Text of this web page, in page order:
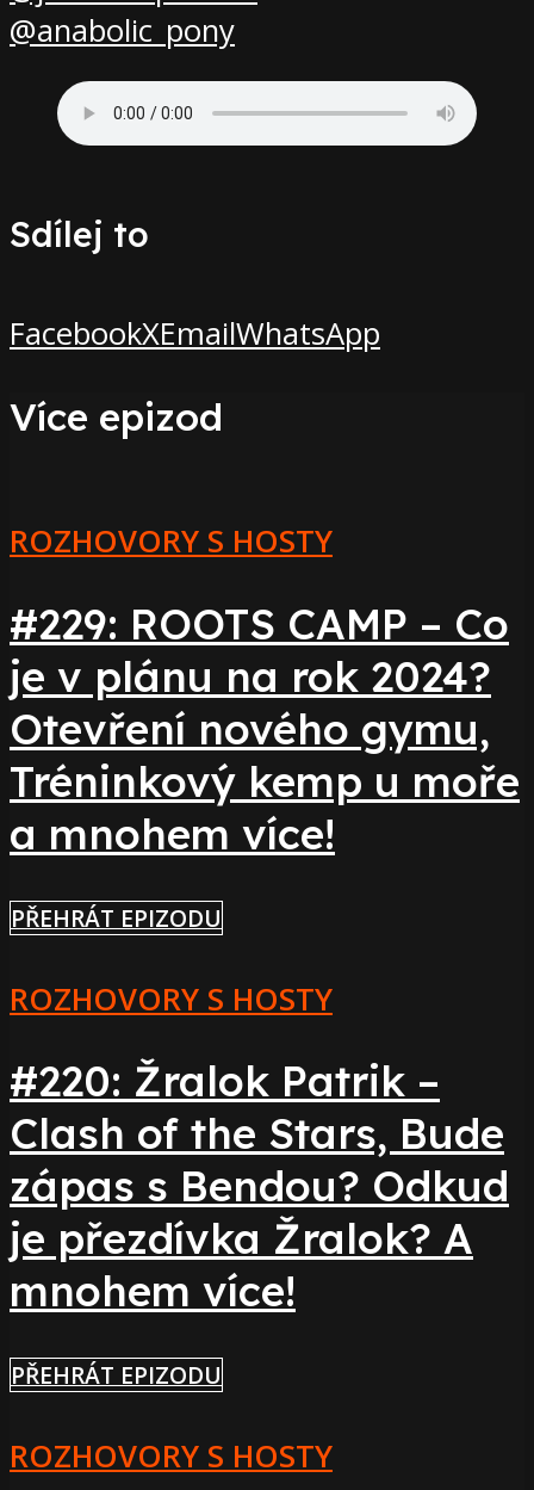
@anabolic_pony
Sdílej to
FacebookXEmailWhatsApp
Více epizod
ROZHOVORY S HOSTY
#229: ROOTS CAMP – Co
je v plánu na rok 2024?
Otevření nového gymu,
Tréninkový kemp u moře
a mnohem více!
PŘEHRÁT EPIZODU
ROZHOVORY S HOSTY
#220: Žralok Patrik –
Clash of the Stars, Bude
zápas s Bendou? Odkud
je přezdívka Žralok? A
mnohem více!
PŘEHRÁT EPIZODU
ROZHOVORY S HOSTY